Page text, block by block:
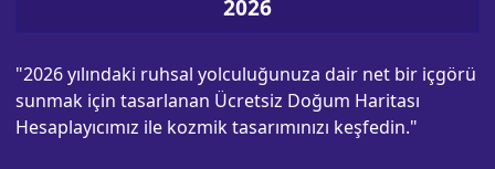
2026
"2026 yılındaki ruhsal yolculuğunuza dair net bir içgörü
sunmak için tasarlanan Ücretsiz Doğum Haritası
Hesaplayıcımız ile kozmik tasarımınızı keşfedin."